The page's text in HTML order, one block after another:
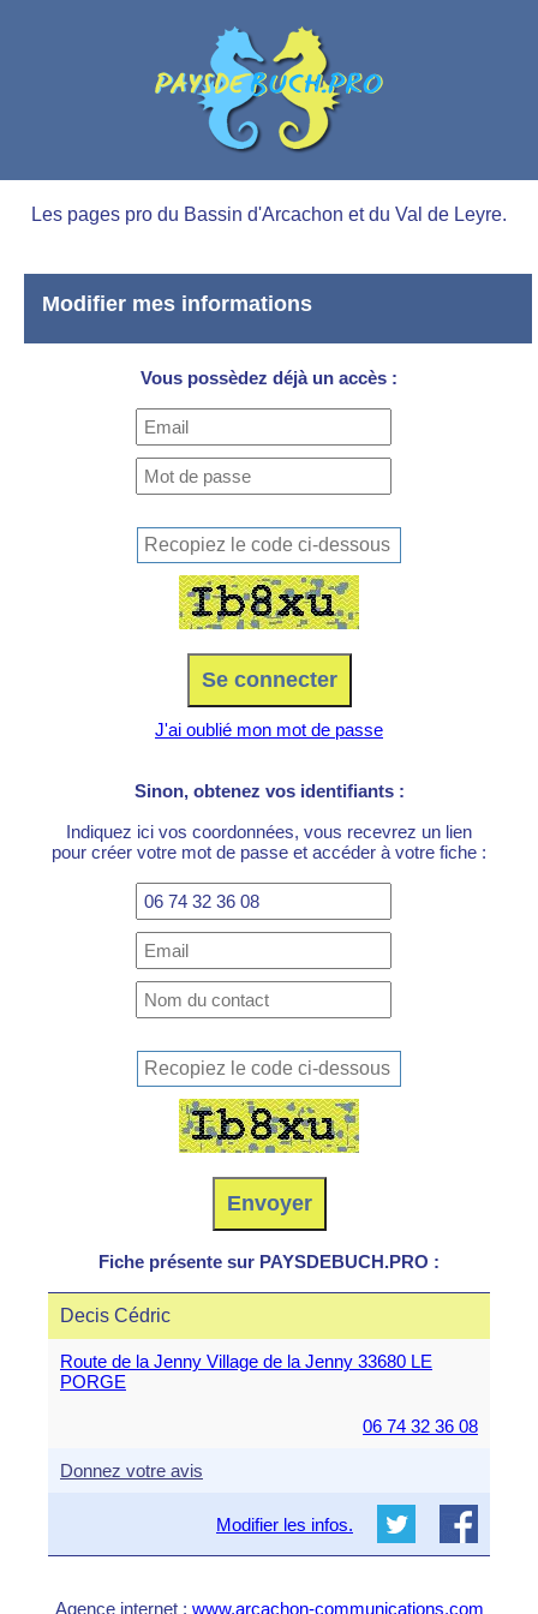
Les pages pro du Bassin d'Arcachon et du Val de Leyre.
Modifier mes informations
Vous possèdez déjà un accès :
J'ai oublié mon mot de passe
Sinon, obtenez vos identifiants :
Indiquez ici vos coordonnées, vous recevrez un lien
pour créer votre mot de passe et accéder à votre fiche :
Fiche présente sur PAYSDEBUCH.PRO :
Decis Cédric
Route de la Jenny Village de la Jenny 33680 LE
PORGE
06 74 32 36 08
Donnez votre avis
Modifier les infos.
Agence internet : www.arcachon-communications.com